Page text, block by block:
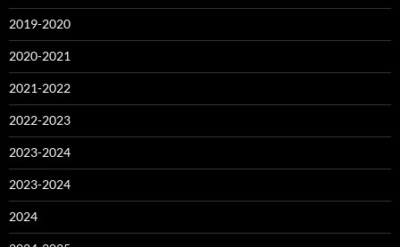
2019-2020
2020-2021
2021-2022
2022-2023
2023-2024
2023-2024
2024